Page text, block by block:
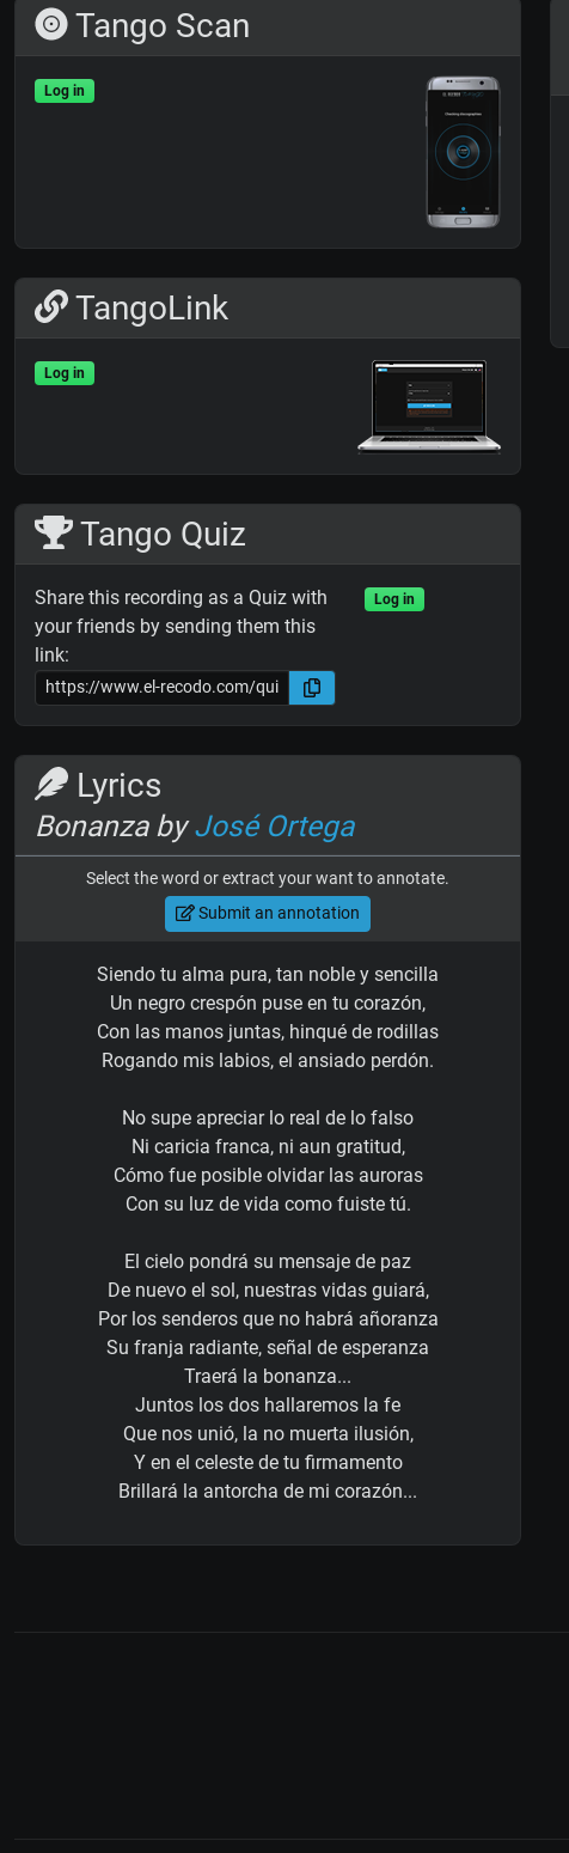
Tango Scan
Log in
TangoLink
Log in
Tango Quiz
Share this recording as a Quiz with
your friends by sending them this
link:
Log in
Lyrics
Bonanza byJosé Ortega
Select the word or extract your want to annotate.
Submit an annotation
Siendo tu alma pura, tan noble y sencilla
Un negro crespón puse en tu corazón,
Con las manos juntas, hinqué de rodillas
Rogando mis labios, el ansiado perdón.
No supe apreciar lo real de lo falso
Ni caricia franca, ni aun gratitud,
Cómo fue posible olvidar las auroras
Con su luz de vida como fuiste tú.
El cielo pondrá su mensaje de paz
De nuevo el sol, nuestras vidas guiará,
Por los senderos que no habrá añoranza
Su franja radiante, señal de esperanza
Traerá la bonanza...
Juntos los dos hallaremos la fe
Que nos unió, la no muerta ilusión,
Y en el celeste de tu firmamento
Brillará la antorcha de mi corazón...